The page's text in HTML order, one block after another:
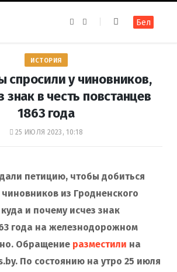
e
k
t
a
m
Бел
ИСТОРИЯ
спросили у чиновников,
знак в честь повстанцев
1863 года
25 ИЮЛЯ 2023, 10:18
петицию, чтобы добиться
из Гродненского
и почему исчез знак
года на железнодорожном
Обращение разместили на
По состоянию на утро 25 июля